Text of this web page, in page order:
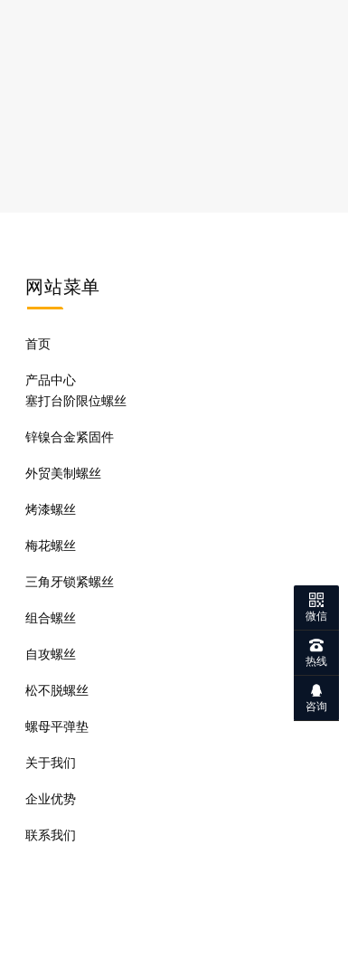
网站菜单
首页
产品中心
塞打台阶限位螺丝
锌镍合金紧固件
外贸美制螺丝
烤漆螺丝
梅花螺丝
三角牙锁紧螺丝
组合螺丝
自攻螺丝
松不脱螺丝
螺母平弹垫
关于我们
企业优势
联系我们
微信
热线
咨询